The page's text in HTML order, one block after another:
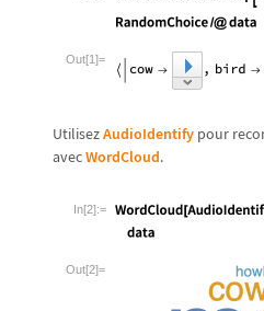
Out[1]=
UtilisezAudioIdentify pour
avecWordCloud.
In[2]:=
Out[2]=